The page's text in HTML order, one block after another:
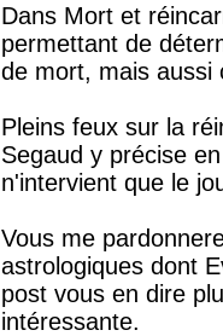
Dans Mort et
permettant de
de mort, mais aussi
Pleins feux sur la
Segaud y précise
n'intervient que le
Vous me
astrologiques dont
post vous en dire
intéressante.